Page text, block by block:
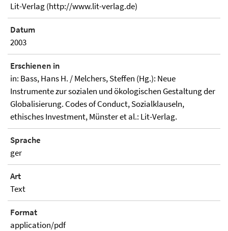
Lit-Verlag (http://www.lit-verlag.de)
Datum
2003
Erschienen in
in: Bass, Hans H. / Melchers, Steffen (Hg.): Neue
Instrumente zur sozialen und ökologischen Gestaltung der
Globalisierung. Codes of Conduct, Sozialklauseln,
ethisches Investment, Münster et al.: Lit-Verlag.
Sprache
ger
Art
Text
Format
application/pdf